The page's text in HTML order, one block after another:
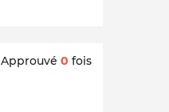
Approuvé 0 fois